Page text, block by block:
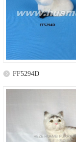
FF5294D